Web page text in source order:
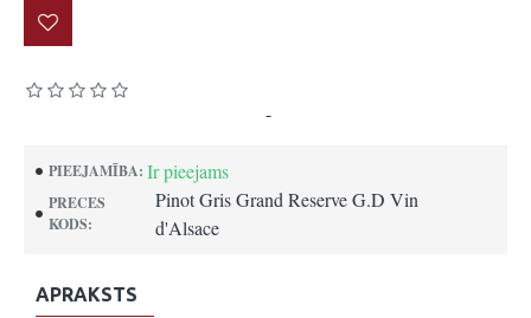
PIEEJAMĪBA: Ir pieejams
PRECES
KODS:
Pinot Gris Grand Reserve G.D Vin
d'Alsace
-
APRAKSTS